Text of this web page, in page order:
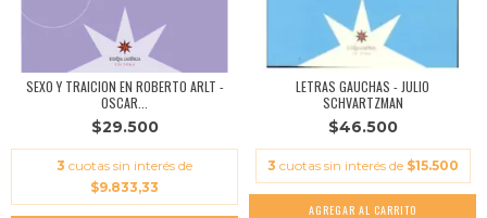
SEXO Y TRAICION EN ROBERTO ARLT -
OSCAR...
$29.500
3 cuotas sin interés de
$9.833,33
LETRAS GAUCHAS - JULIO
SCHVARTZMAN
$46.500
3 cuotas sin interés de $15.500